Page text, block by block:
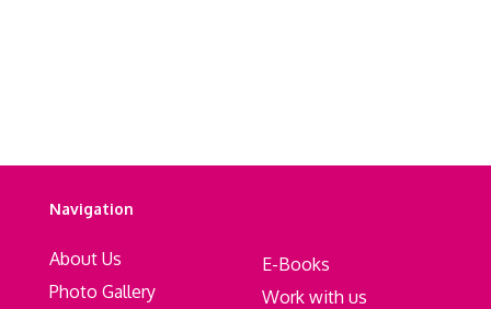
Navigation
About Us
Photo Gallery
E-Books
Work with us